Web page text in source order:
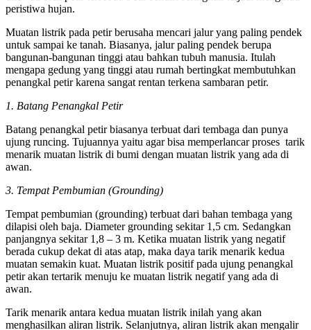
peristiwa hujan.
Muatan listrik pada petir berusaha mencari jalur yang paling pendek
untuk sampai ke tanah. Biasanya, jalur paling pendek berupa
bangunan-bangunan tinggi atau bahkan tubuh manusia. Itulah
mengapa gedung yang tinggi atau rumah bertingkat membutuhkan
penangkal petir karena sangat rentan terkena sambaran petir.
1. Batang Penangkal Petir
Batang penangkal petir biasanya terbuat dari tembaga dan punya
ujung runcing. Tujuannya yaitu agar bisa memperlancar proses tarik
menarik muatan listrik di bumi dengan muatan listrik yang ada di
awan.
3. Tempat Pembumian (Grounding)
Tempat pembumian (grounding) terbuat dari bahan tembaga yang
dilapisi oleh baja. Diameter grounding sekitar 1,5 cm. Sedangkan
panjangnya sekitar 1,8 – 3 m. Ketika muatan listrik yang negatif
berada cukup dekat di atas atap, maka daya tarik menarik kedua
muatan semakin kuat. Muatan listrik positif pada ujung penangkal
petir akan tertarik menuju ke muatan listrik negatif yang ada di
awan.
Tarik menarik antara kedua muatan listrik inilah yang akan
menghasilkan aliran listrik. Selanjutnya, aliran listrik akan mengalir